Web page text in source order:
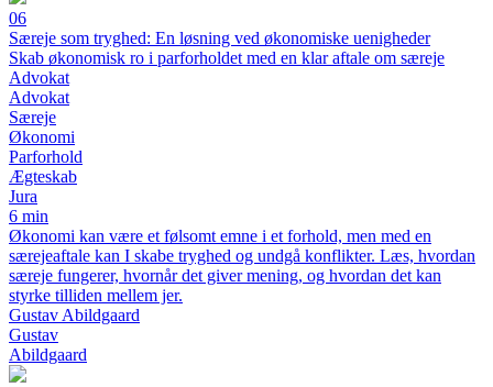
06
Særeje som tryghed: En løsning ved økonomiske uenigheder
Skab økonomisk ro i parforholdet med en klar aftale om særeje
Advokat
Advokat
Særeje
Økonomi
Parforhold
Ægteskab
Jura
6 min
Økonomi kan være et følsomt emne i et forhold, men med en
særejeaftale kan I skabe tryghed og undgå konflikter. Læs, hvordan
særeje fungerer, hvornår det giver mening, og hvordan det kan
styrke tilliden mellem jer.
Gustav Abildgaard
Gustav
Abildgaard